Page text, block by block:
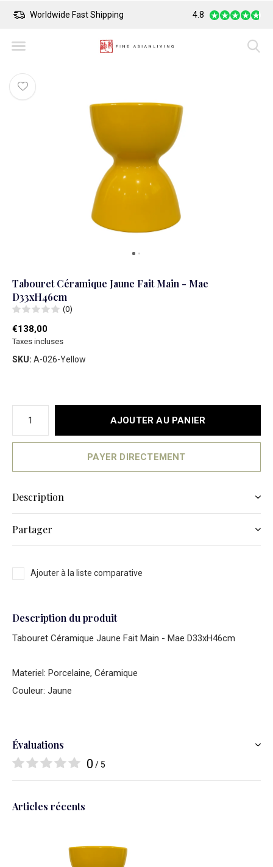
Worldwide Fast Shipping Safe Payment
4.8
Tabouret Céramique Jaune Fait Main - Mae
D33xH46cm
(0)
€138,00
Taxes incluses
SKU: A-026-Yellow
AJOUTER AU PANIER
PAYER DIRECTEMENT
Description
Partager
Ajouter à la liste comparative
Description du produit
Tabouret Céramique Jaune Fait Main - Mae D33xH46cm
Materiel: Porcelaine, Céramique
Couleur: Jaune
Évaluations
0 / 5
Articles récents